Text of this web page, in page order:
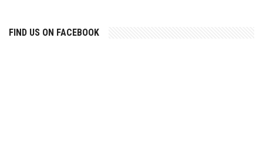
FIND US ON FACEBOOK